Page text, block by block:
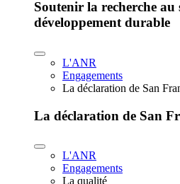
Soutenir la recherche au
développement durable
L'ANR
Engagements
La déclaration de San
La déclaration de San
L'ANR
Engagements
La qualité